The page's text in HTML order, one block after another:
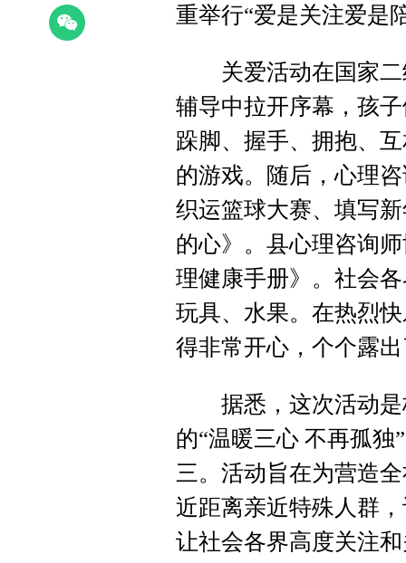
重举行“爱是关注爱是
关爱活动在国家二
辅导中拉开序幕，孩
跺脚、握手、拥抱、
的游戏。随后，心理
织运篮球大赛、填写
的心》。县心理咨询
理健康手册》。社会
玩具、水果。在热烈
得非常开心，个个露
据悉，这次活动是
的“温暖三心 不再孤
三。活动旨在为营造
近距离亲近特殊人群
让社会各界高度关注